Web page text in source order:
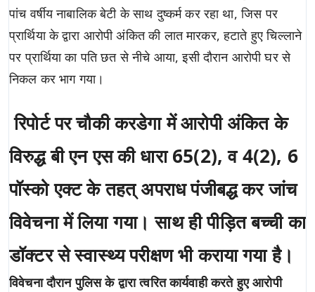
पांच वर्षीय नाबालिक बेटी के साथ दुष्कर्म कर रहा था, जिस पर
प्रार्थिया के द्वारा आरोपी अंकित की लात मारकर, हटाते हुए चिल्लाने
पर प्रार्थिया का पति छत से नीचे आया, इसी दौरान आरोपी घर से
निकल कर भाग गया।
रिपोर्ट पर चौकी करडेगा में आरोपी अंकित के
विरुद्ध बी एन एस की धारा 65(2), व 4(2), 6
पॉस्को एक्ट के तहत् अपराध पंजीबद्ध कर जांच
विवेचना में लिया गया। साथ ही पीड़ित बच्ची का
डॉक्टर से स्वास्थ्य परीक्षण भी कराया गया है।
विवेचना दौरान पुलिस के द्वारा त्वरित कार्यवाही करते हुए आरोपी